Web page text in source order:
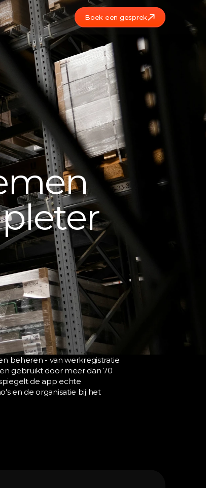
Boek een gesprek
beheren - van werkregistratie
gebruikt door meer dan 70
de app echte
en de organisatie bij het